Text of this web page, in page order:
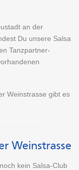
an der
Du unsere Salsa
Tanzpartner-
Weinstrasse gibt es
Weinstrasse
kein Salsa-Club